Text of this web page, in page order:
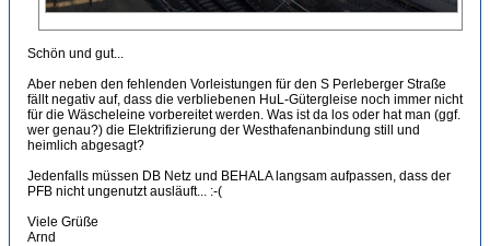
Schön und gut...
Aber neben den fehlenden Vorleistungen für den S Perleberger Straße
fällt negativ auf, dass die verbliebenen HuL-Gütergleise noch immer nicht
für die Wäscheleine vorbereitet werden. Was ist da los oder hat man (ggf.
wer genau?) die Elektrifizierung der Westhafenanbindung still und
heimlich abgesagt?
Jedenfalls müssen DB Netz und BEHALA langsam aufpassen, dass der
PFB nicht ungenutzt ausläuft... :-(
Viele Grüße
Arnd